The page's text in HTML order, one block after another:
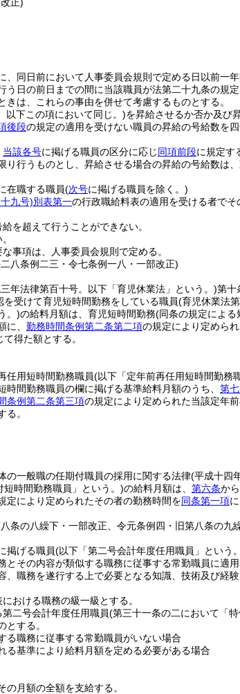
、同日前において人事委員会規則で定める日以前一
う日の前日までの間に当該職員が法第二十九条の規
は、これらの事由を併せて考慮するものとする。
以下この項において同じ。)を昇給させるか否か及び
後段の規定の適用を受けない職員の昇給の号給数を
当該各号に掲げる職員の区分に応じ同項前段に規定す
り行うものとし、昇給させる場合の昇給の号給数は
在職する職員(次号に掲げる職員を除く。)
九号)別表第一の行政職給料表の適用を受ける者で
を超えて行うことができない。
事項は、人事委員会規則で定める。
八条例二三・令七条例一八・一部改正)
年法律第百十号。以下「育児休業法」という。)第十
を受けて育児短時間勤務をしている職員(育児休業法
。)の給料月額は、育児短時間勤務(同条の規定による
、 勤務時間条例第二条第二項の規定により定めら
て得た額とする。
任用短時間勤務職員(以下「定年前再任用短時間勤務
間勤務職員の欄に掲げる基準給料月額のうち、 第
条例第二条第三項の規定により定められた当該定年
。
の一般職の任期付職員の採用に関する法律(平成十四
短時間勤務職員」という。)の給料月額は、 第六条から
定により定められたその者の勤務時間を同条第一項
条の八繰下・一部改正、令元条例四・旧第八条の九
掲げる職員(以下「第二号会計年度任用職員」という
その内容が類似する職務に従事する常勤職員に適
職務を遂行する上で必要となる知識、技術及び経
おける職務の級一級とする。
二号会計年度任用職員(第三十一条の二において「
する。
る職務に従事する常勤職員がいない場合
基準により給料月額を定める必要がある場合
月額の全額を支給する。